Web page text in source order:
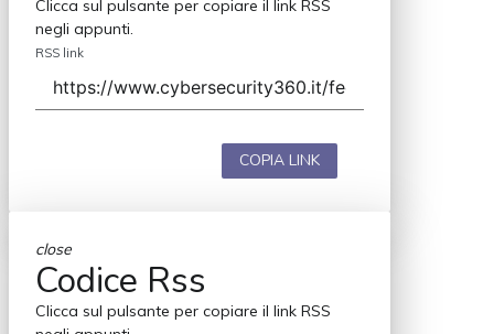
Clicca sul pulsante per copiare il link RSS
negli appunti.
RSS link
COPIA LINK
close
Codice Rss
Clicca sul pulsante per copiare il link RSS